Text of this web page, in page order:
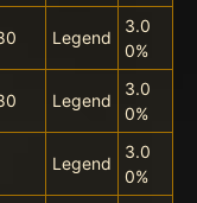
Legend
3.0
0%
Legend
3.0
0%
Legend
3.0
0%